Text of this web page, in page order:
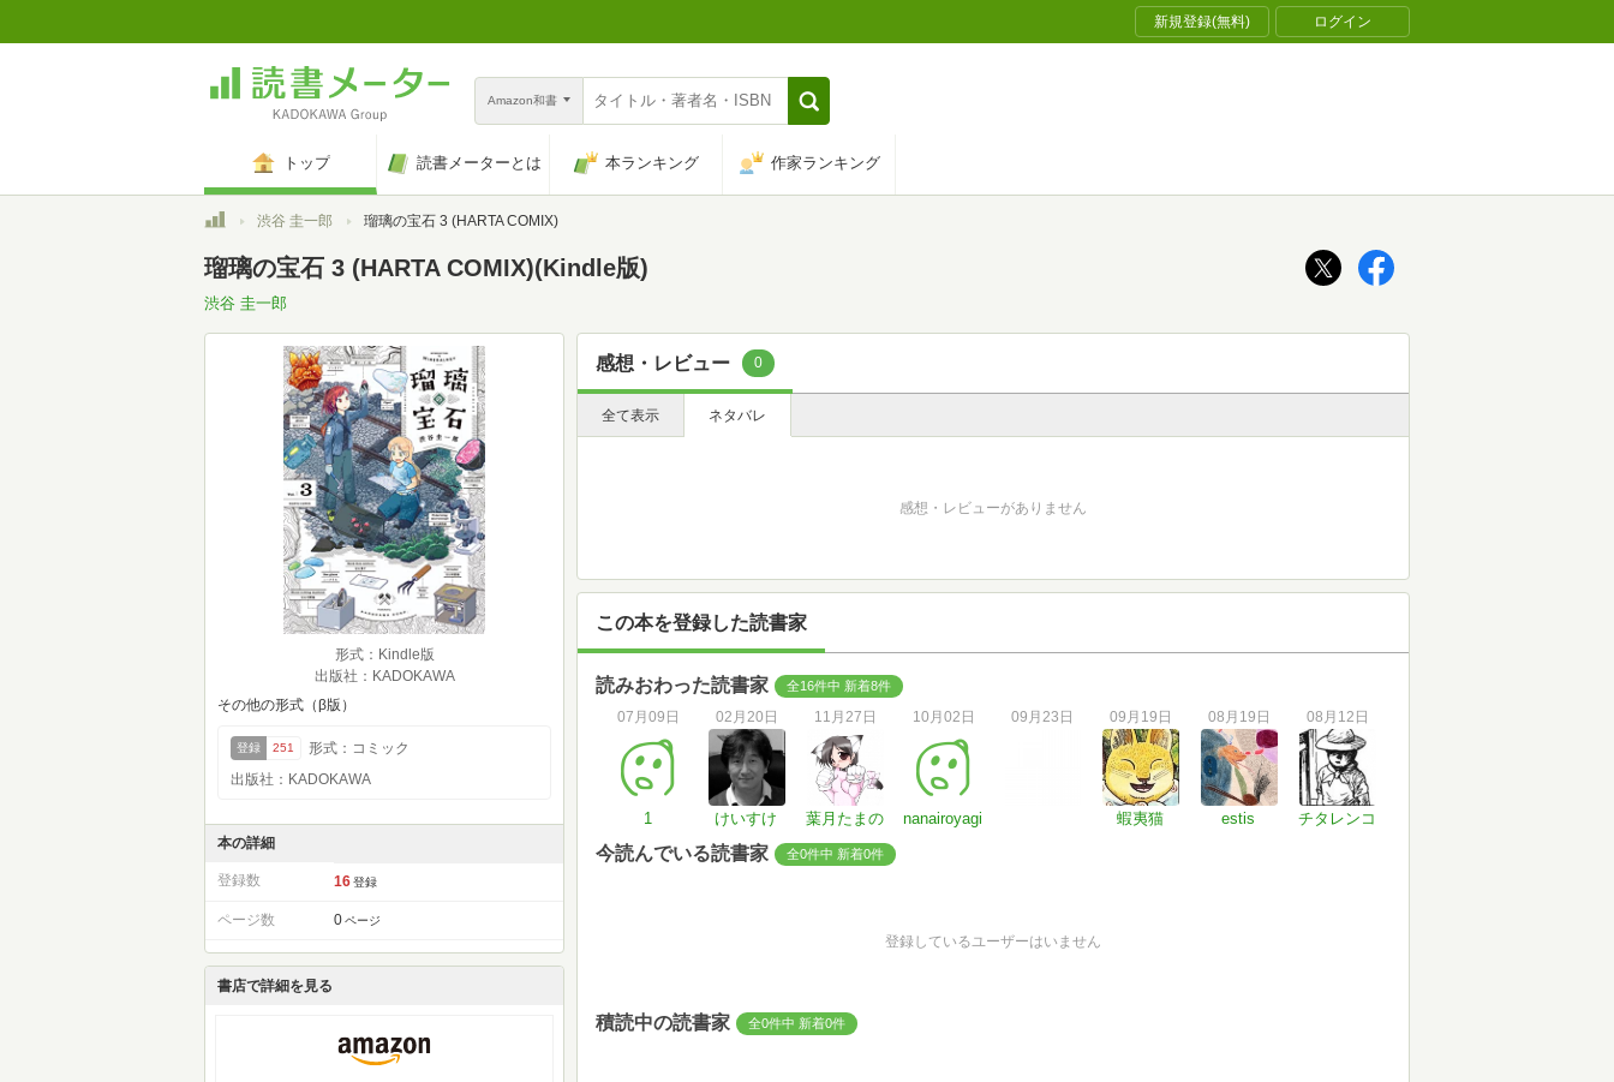
新規登録(無料) ログイン
Amazon和書
トップ 読書メーターとは 本ランキング 作家ランキング
トップ渋谷 圭一郎 瑠璃の宝石 3 (HARTA COMIX)
瑠璃の宝石 3 (HARTA COMIX)(Kindle版)
渋谷 圭一郎
形式：Kindle版
出版社：KADOKAWA
その他の形式（β版）
登録 251
形式：コミック
出版社：KADOKAWA
本の詳細
登録数 16 登録
ページ数 0 ページ
書店で詳細を見る
感想・レビュー 0
全て表示 ネタバレ
感想・レビューがありません
この本を登録した読書家
読みおわった読書家 全16件中 新着8件
07月09日
1
02月20日
けいすけ
11月27日
葉月たまの
10月02日
nanairoyagi
09月23日 09月19日
蝦夷猫
08月19日
estis
08月12日
チタレンコ
今読んでいる読書家 全0件中 新着0件
登録しているユーザーはいません
積読中の読書家 全0件中 新着0件